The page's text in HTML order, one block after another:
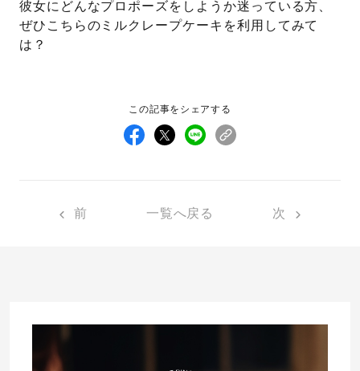
彼女にどんなプロポーズをしようか迷っている方、
ぜひこちらのミルクレープケーキを利用してみて
は？
この記事をシェアする
前 一覧へ戻る 次
おすすめの婚約指輪
プロポーズシチュエーション診断
婚約指輪選び方ガイド